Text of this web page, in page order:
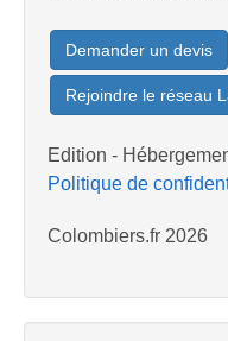
Demander un devis
Rejoindre le réseau
Edition -
Politique de
Colombiers.fr 2026